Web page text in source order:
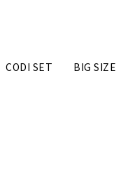
CODI SET BIG SIZE